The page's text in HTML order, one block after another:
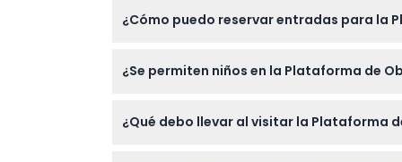
(sujeto a cambios — por favor confirme al
¿Cómo puedo reservar entradas para la
preferidas.
¿Se permiten niños en la Plataforma de
más.
¿Qué debo llevar al visitar la Plataforma